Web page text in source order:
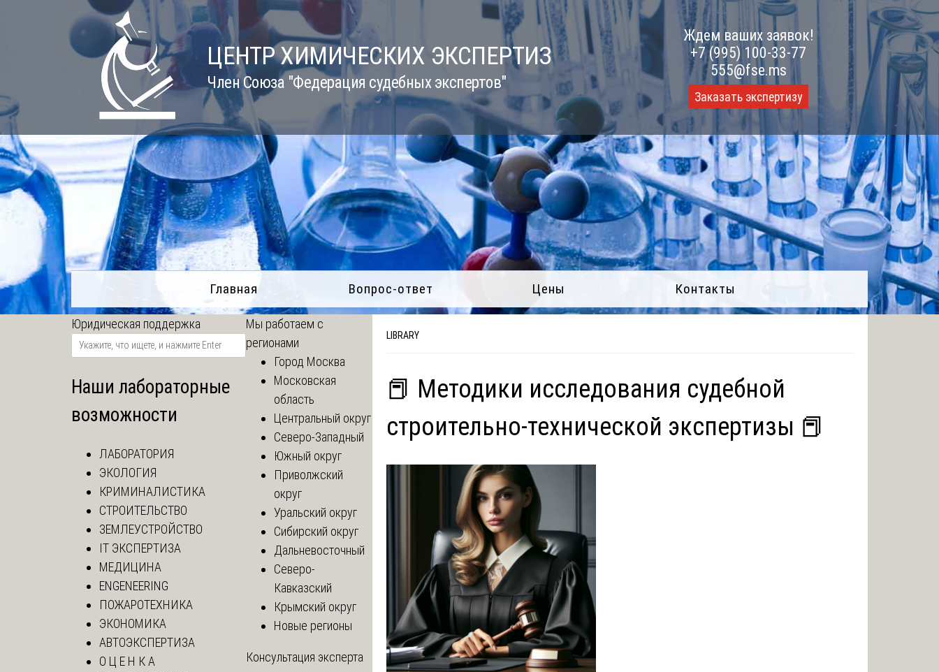
ЦЕНТР ХИМИЧЕСКИХ ЭКСПЕРТИЗ
Член Союза "Федерация судебных экспертов"
Ждем ваших заявок!
+7 (995) 100-33-77
555@fse.ms
Заказать экспертизу
Главная Вопрос-ответ Цены Контакты
LIBRARY
📕 Методики исследования судебной
строительно-технической экспертизы 📕
Юридическая поддержка
Наши лабораторные
возможности
ЛАБОРАТОРИЯ
ЭКОЛОГИЯ
КРИМИНАЛИСТИКА
СТРОИТЕЛЬСТВО
ЗЕМЛЕУСТРОЙСТВО
IT ЭКСПЕРТИЗА
МЕДИЦИНА
ENGENEERING
ПОЖАРОТЕХНИКА
ЭКОНОМИКА
АВТОЭКСПЕРТИЗА
О Ц Е Н К А
Мы работаем с
регионами
Город Москва
Московская
область
Центральный округ
Северо-Западный
Южный округ
Приволжский
округ
Уральский округ
Сибирский округ
Дальневосточный
Северо-
Кавказский
Крымский округ
Новые регионы
Консультация эксперта